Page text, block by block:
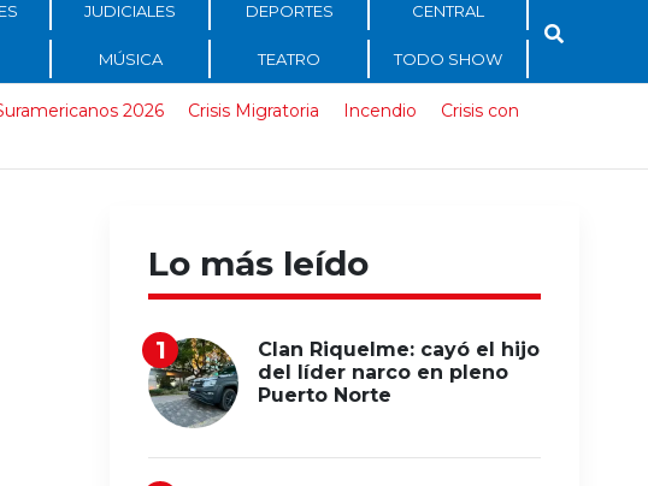
JUDICIALES DEPORTES CENTRAL
MÚSICA TEATRO TODO SHOW
2026 Crisis Migratoria Incendio
Crisis con
Lo más leído
Clan Riquelme: cayó el hijo
del líder narco en pleno
Puerto Norte